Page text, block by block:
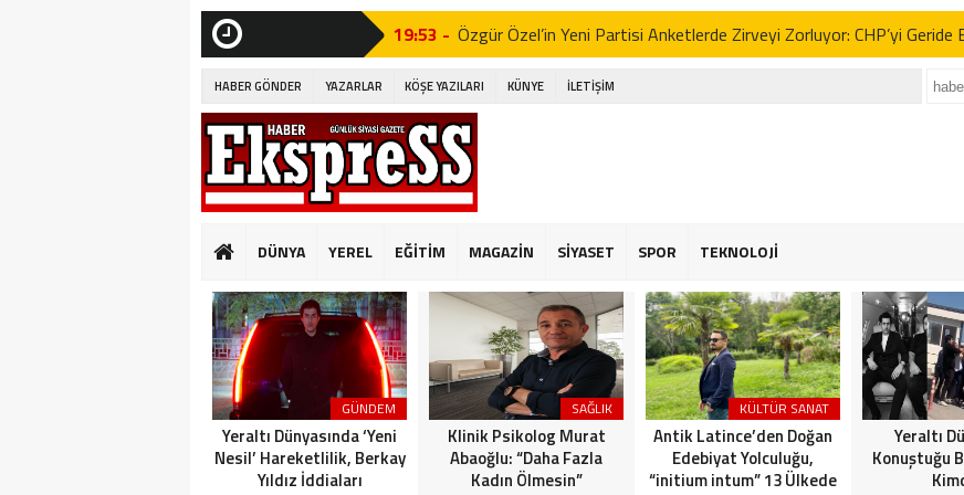
19:53 - Özgür Özel’in Yeni Partisi Anketlerde Zirveyi Zorluyor: CHP’yi Geride
19:51 - Fatih Erbakan’dan İttifak Açıklaması: “Seçimlere Tek Başına
19:49 - CHP’de Yeni Parti Tartışmaları ve Sinem Dedetaş’ın Kararı: Gürsel
09:33 - PINARTEPE’DE İMAR ADALETSİZLİĞİ: BİR YANDA ÇATI
GÜVENLİ KONUT BEKLEYEN HALK!
Edildi!”
19:53 - Özgür Özel’in Yeni Partisi Anketlerde Zirveyi Zorluyor: CHP’yi Geride
19:51 -
Fatih Erbakan’dan İttifak Açıklaması: “Seçimlere Tek Başına
19:49 - CHP’de Yeni Parti Tartışmaları ve Sinem Dedetaş’ın Kararı: Gürsel
HABER GÖNDER YAZARLAR KÖŞE YAZILARI KÜNYE İLETİŞİM
DÜNYA YEREL EĞİTİM MAGAZİN SİYASET SPOR TEKNOLOJİ
GÜNDEM
Yeraltı Dünyasında ‘Yeni
Nesil’ Hareketlilik, Berkay
Yıldız İddiaları
SAĞLIK
Klinik Psikolog Murat
Abaoğlu: “Daha Fazla
Kadın Ölmesin”
KÜLTÜR SANAT
Antik Latince’den Doğan
Edebiyat Yolculuğu,
“initium intum” 13 Ülkede
Yeraltı
Konuştuğu